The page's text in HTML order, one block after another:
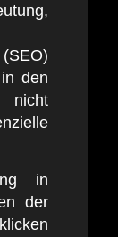
den
nicht
in
der